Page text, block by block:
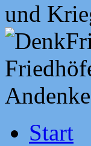
und
Start